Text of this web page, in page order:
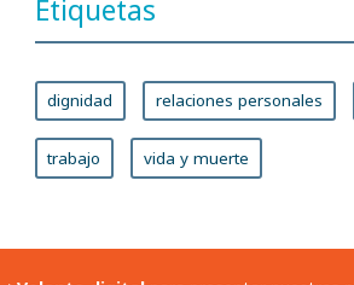
Etiquetas
dignidad relaciones personales
trabajo vida y muerte